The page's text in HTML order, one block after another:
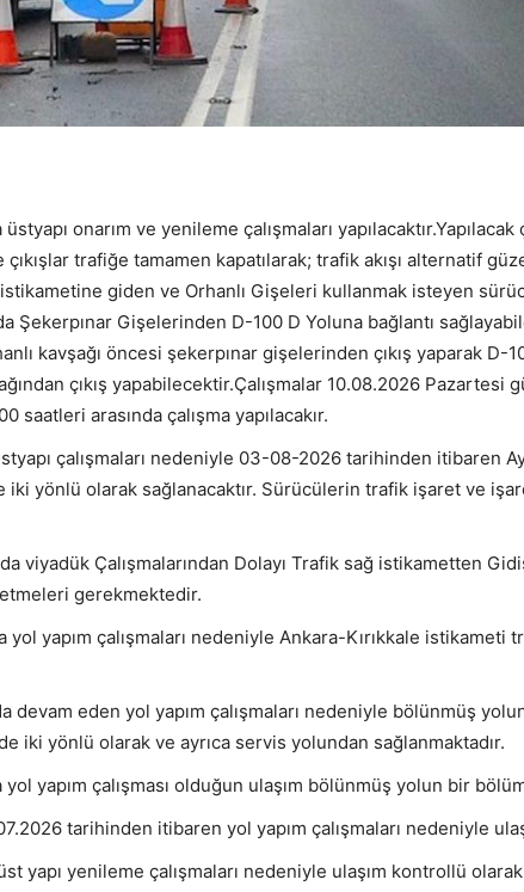
onarım ve yenileme çalışmaları
trafiğe tamamen kapatılarak; trafik akışı alternatif
istikametine giden ve Orhanlı Gişeleri kullanmak isteyen
Şekerpınar Gişelerinden D-100 D Yoluna bağlantı
kavşağı öncesi şekerpınar gişelerinden çıkış yaparak D-
çıkış yapabilecektir.Çalışmalar 10.08.2026 Pazartesi
saatleri arasında çalışma yapılacakır.
çalışmaları nedeniyle 03-08-2026 tarihinden itibaren
iki yönlü olarak sağlanacaktır. Sürücülerin trafik işaret ve
viyadük Çalışmalarından Dolayı Trafik sağ istikametten
gerekmektedir.
yapım çalışmaları nedeniyle Ankara-Kırıkkale istikameti
devam eden yol yapım çalışmaları nedeniyle bölünmüş
iki yönlü olarak ve ayrıca servis yolundan sağlanmaktadır.
yapım çalışması olduğun ulaşım bölünmüş yolun bir
tarihinden itibaren yol yapım çalışmaları nedeniyle
yapı yenileme çalışmaları nedeniyle ulaşım kontrollü